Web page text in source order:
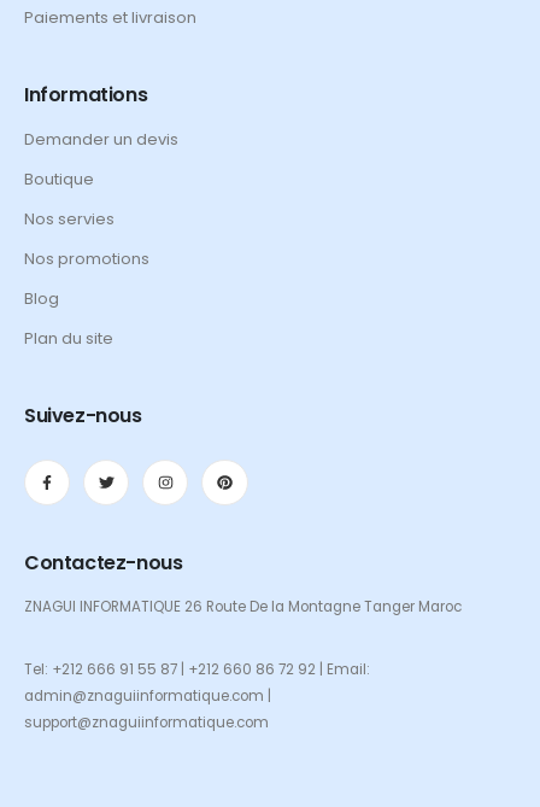
Paiements et livraison
Informations
Demander un devis
Boutique
Nos servies
Nos promotions
Blog
Plan du site
Suivez-nous
Contactez-nous
ZNAGUI INFORMATIQUE 26 Route De la Montagne Tanger Maroc
Tel: +212 666 91 55 87 | +212 660 86 72 92 | Email:
admin@znaguiinformatique.com |
support@znaguiinformatique.com